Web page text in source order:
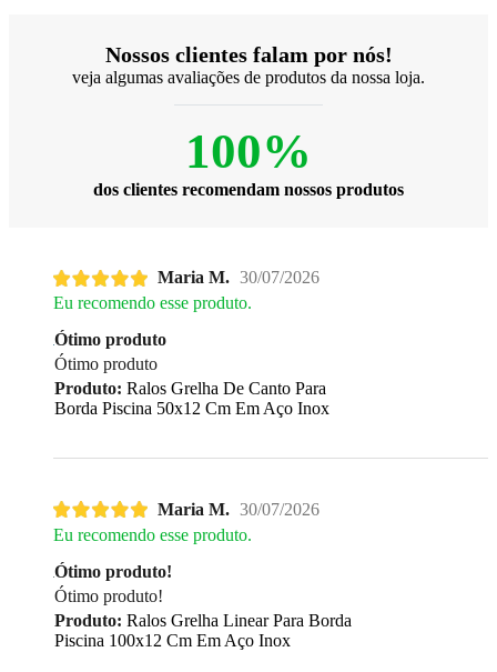
Nossos clientes falam por nós!
veja algumas avaliações de produtos da nossa loja.
100%
dos clientes recomendam nossos produtos
Maria M. 30/07/2026
Eu recomendo esse produto.
Ótimo produto
Ótimo produto
Produto: Ralos Grelha De Canto Para
Borda Piscina 50x12 Cm Em Aço Inox
Maria M. 30/07/2026
Eu recomendo esse produto.
Ótimo produto!
Ótimo produto!
Produto: Ralos Grelha Linear Para Borda
Piscina 100x12 Cm Em Aço Inox